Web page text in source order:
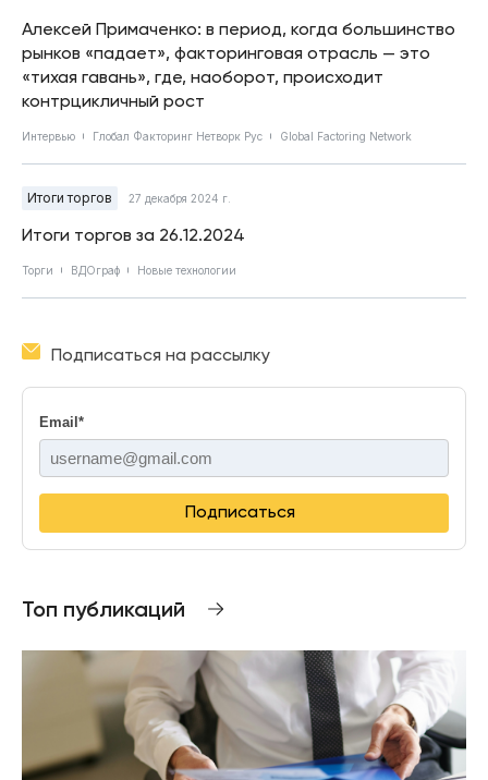
Алексей Примаченко: в период, когда большинство
рынков «падает», факторинговая отрасль — это
«тихая гавань», где, наоборот, происходит
контрцикличный рост
Интервью Глобал Факторинг Нетворк Рус Global Factoring Network
Итоги торгов 27 декабря 2024 г.
Итоги торгов за 26.12.2024
Торги ВДОграф Новые технологии
Подписаться на рассылку
Email *
Подписаться
Топ публикаций